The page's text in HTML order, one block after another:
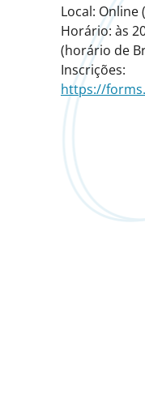
Local:
Horário: às
(horário de
Inscrições:
https://